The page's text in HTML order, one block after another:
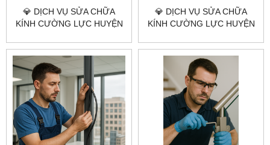
💎 DỊCH VỤ SỬA CHỮA
KÍNH CƯỜNG LỰC HUYỆN
HCM – CHUYÊN NGHIỆP –
GIÁ XƯỞNG – CÓ MẶT
NHANH
💎 DỊCH VỤ SỬA CHỮA
KÍNH CƯỜNG LỰC HUYỆN
HCM – NHANH – AN TOÀN –
KỸ THUẬT CHUẨN